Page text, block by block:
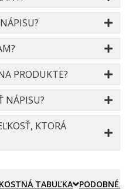
PRODUKTE?
NÁPISU?
KTORÁ
TABUĽKA PODOBNÉ